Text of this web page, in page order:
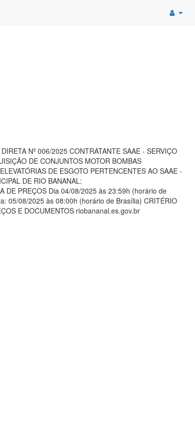
Nº 006/2025 CONTRATANTE SAAE - SERVIÇO
DE CONJUNTOS MOTOR BOMBAS
DE ESGOTO PERTENCENTES AO SAAE -
DE RIO BANANAL:
DE PREÇOS Dia 04/08/2025 às 23:59h (horário de
05/08/2025 às 08:00h (horário de Brasília) CRITÉRIO
E DOCUMENTOS riobananal.es.gov.br